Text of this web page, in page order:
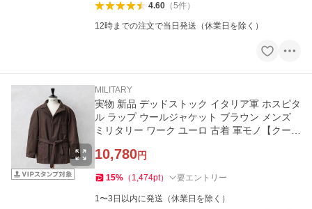
4.60（5件）
12時までの注文で当日発送（休業日を除く）
MILITARY
実物 新品 デッドストック イタリア軍 ホスピタ
ル ラップ ウールジャケット ブラウン メンズ
ミリタリー ワーク ユーロ 古着 軍モノ【クーポ
10,780円
15% （ 1,474pt） 要エントリー
1〜3日以内に発送（休業日を除く）